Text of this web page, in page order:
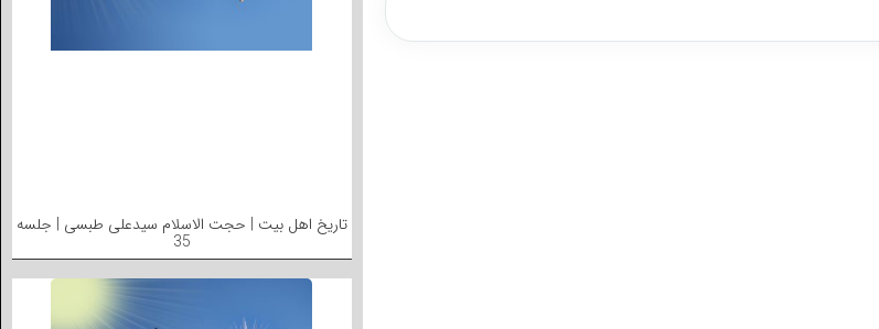
تاریخ اهل بیت | حجت الاسلام سیدعلی طبسی | جلسه
35